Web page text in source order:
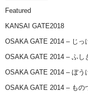
Featured
KANSAI GATE2018
OSAKA GATE 2014 – じっ
OSAKA GATE 2014 – ふし
OSAKA GATE 2014 – ぼう
OSAKA GATE 2014 – もの